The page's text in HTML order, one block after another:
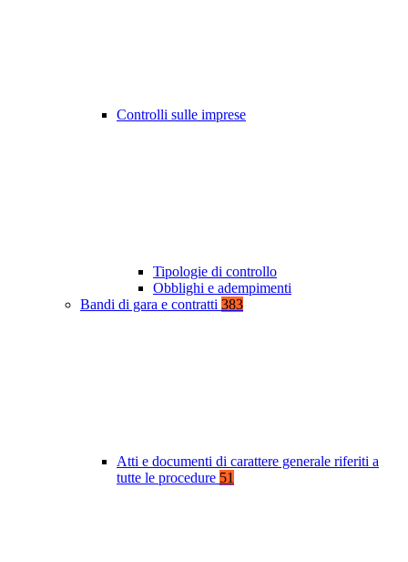
Controlli sulle imprese
Tipologie di controllo
Obblighi e adempimenti
Bandi di gara e contratti 383
Atti e documenti di carattere generale riferiti a
tutte le procedure 51